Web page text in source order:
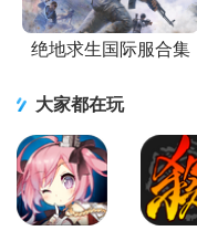
绝地求生国际服合集
大家都在玩